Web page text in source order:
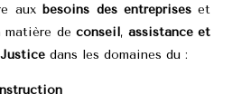
auxbesoins des entrepriseset
matière de conseil,assistance et
dans les domaines du :